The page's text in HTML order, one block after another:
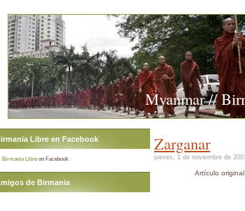
Myanmar //
Zarganar
jueves, 1 de noviembre de
Artículo
Libre en Facebook
Birmania Libre on Facebook
de Birmania